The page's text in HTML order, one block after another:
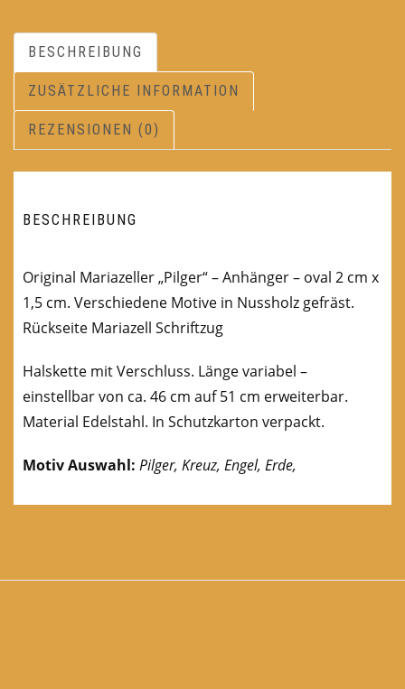
BESCHREIBUNG
ZUSÄTZLICHE INFORMATION
REZENSIONEN (0)
BESCHREIBUNG
Original Mariazeller „Pilger“ – Anhänger – oval 2 cm x
1,5 cm. Verschiedene Motive in Nussholz gefräst.
Rückseite Mariazell Schriftzug
Halskette mit Verschluss. Länge variabel –
einstellbar von ca. 46 cm auf 51 cm erweiterbar.
Material Edelstahl. In Schutzkarton verpackt.
Motiv Auswahl: Pilger, Kreuz, Engel, Erde,